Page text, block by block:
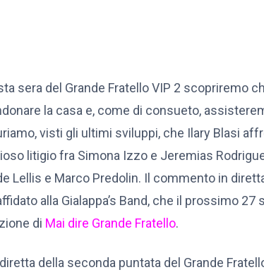
sera del Grande Fratello VIP 2 scopriremo
la casa e, come di consueto,
visti gli ultimi sviluppi, che Ilary Blasi
litigio fra Simona Izzo e Jeremias
Lellis e Marco Predolin. Il commento in
alla Gialappa’s Band, che il prossimo
di Mai dire Grande Fratello.
della seconda puntata del Grande